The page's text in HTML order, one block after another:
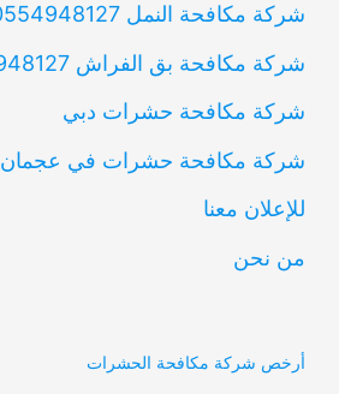
شركة مكافحة النمل 0554948127
شركة مكافحة بق الفراش 0554948127
شركة مكافحة حشرات دبي
شركة مكافحة حشرات في عجمان 0554948127
للإعلان معنا
من نحن
أرخص شركة مكافحة الحشرات